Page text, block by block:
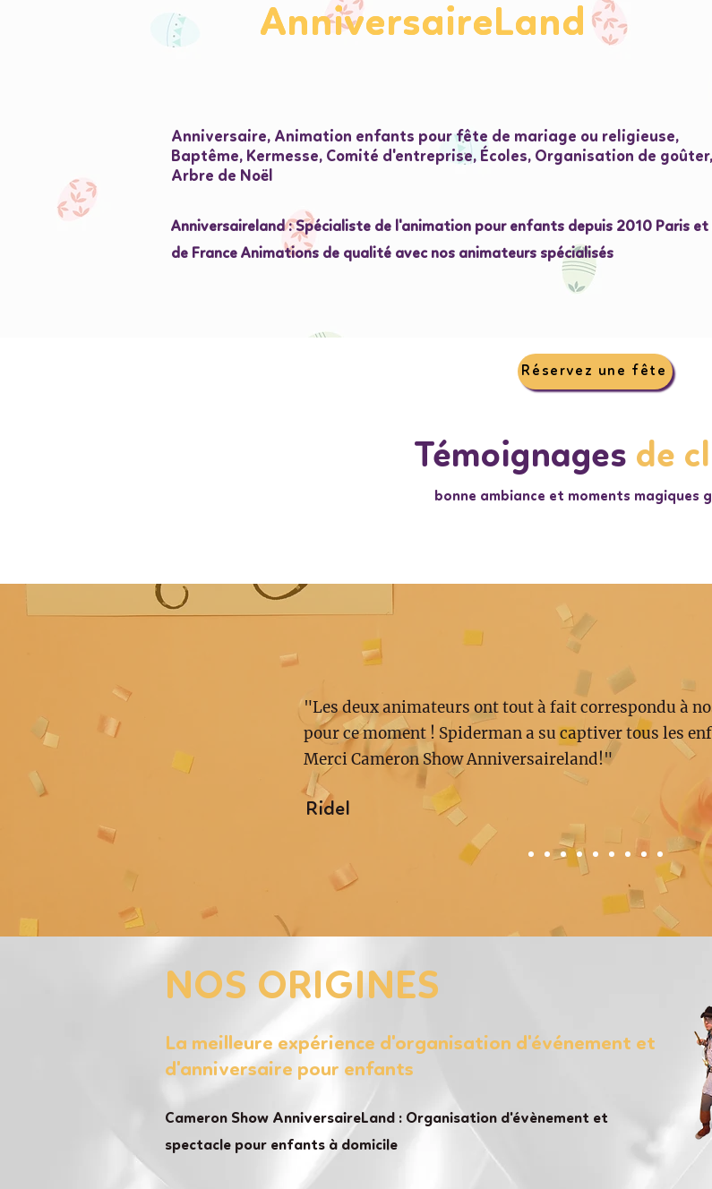
AnniversaireLand
AnniversaireLand
Anniversaire, Animation enfants pour fête de mariage ou religieuse,
Baptême, Kermesse, Comité d'entreprise, Écoles, Organisation de goûter,
Arbre de Noël
Anniversaireland : Spécialiste de l'animation pour enfants depuis 2010 Paris et
de France Animations de qualité avec nos animateurs spécialisés
Réservez une fête
Témoignages de
bonne ambiance et moments magiques
"Les deux animateurs ont tout à fait correspondu à
pour ce moment ! Spiderman a su captiver tous les
Merci Cameron Show Anniversaireland!"
Ridel
NOS ORIGINES
La meilleure expérience d'organisation d'événement et
d'anniversaire pour enfants
Cameron Show AnniversaireLand : Organisation d'évènement et
spectacle pour enfants à domicile